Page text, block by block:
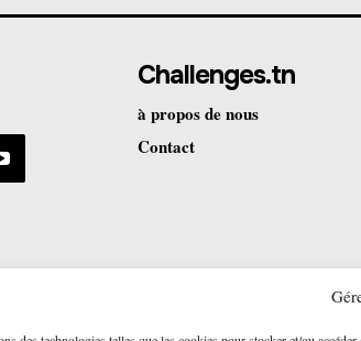
Challenges.tn
à propos de nous
Contact